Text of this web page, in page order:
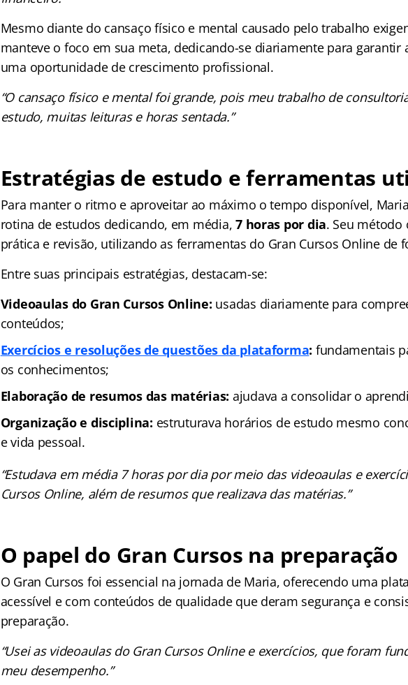
Mesmo diante do cansaço físico e mental causado pelo trabalho
manteve o foco em sua meta, dedicando-se diariamente para garantir
uma oportunidade de crescimento profissional.
“O cansaço físico e mental foi grande, pois meu trabalho de
estudo, muitas leituras e horas sentada.”
Estratégias de estudo e ferramentas
Para manter o ritmo e aproveitar ao máximo o tempo disponível,
rotina de estudos dedicando, em média,7 horas por dia. Seu método
prática e revisão, utilizando as ferramentas do Gran Cursos Online de
Entre suas principais estratégias, destacam-se:
Videoaulas do Gran Cursos Online: usadas diariamente para
conteúdos;
Exercícios e resoluções de questões da plataforma: fundamentais
os conhecimentos;
Elaboração de resumos das matérias: ajudava a consolidar o
Organização e disciplina: estruturava horários de estudo mesmo
e vida pessoal.
“Estudava em média 7 horas por dia por meio das videoaulas e
Cursos Online, além de resumos que realizava das matérias.”
O papel do Gran Cursos na preparação
O Gran Cursos foi essencial na jornada de Maria, oferecendo uma
acessível e com conteúdos de qualidade que deram segurança e
preparação.
“Usei as videoaulas do Gran Cursos Online e exercícios, que foram
meu desempenho.”